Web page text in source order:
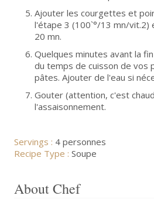
Ajouter les courgettes et
l'étape 3 (100`°/13 mn/vit.2)
20 mn.
Quelques minutes avant la
du temps de cuisson de vos
pâtes. Ajouter de l'eau si
Gouter (attention, c'est
l'assaisonnement.
Servings : 4 personnes
Recipe Type :Soupe
About Chef